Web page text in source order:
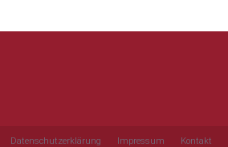
Datenschutzerklärung Impressum Kontakt